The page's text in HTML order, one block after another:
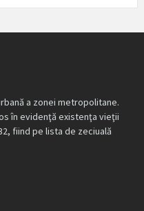
a zonei metropolitane.
în evidenţă existenţa vieţii
fiind pe lista de zeciuală